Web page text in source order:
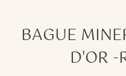
BAGUE
D'OR -